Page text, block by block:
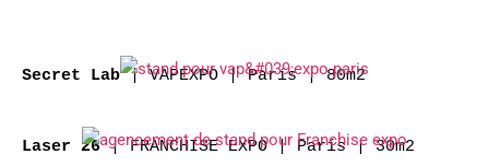
Secret Lab| VAPEXPO | París | 80m2
Laser 26| FRANCHISE EXPO | París | 30m2